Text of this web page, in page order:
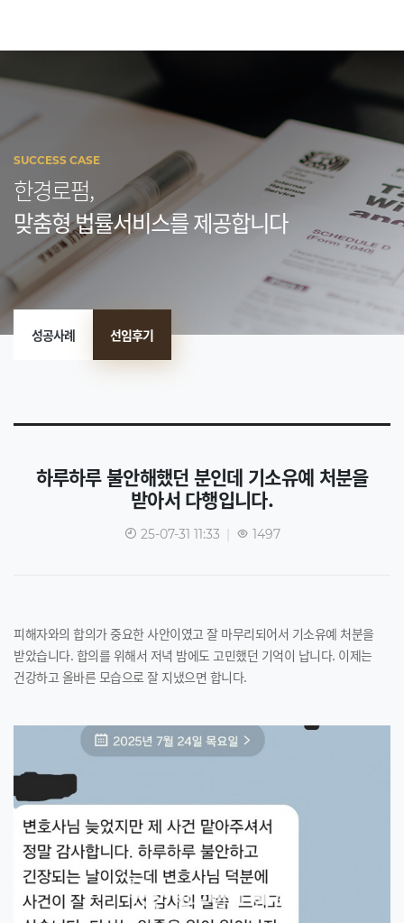
SUCCESS CASE
한경로펌,
맞춤형 법률서비스를 제공합니다
성공사례 선임후기
하루하루 불안해했던 분인데 기소유예 처분을
받아서 다행입니다.
25-07-31 11:33 | 1497
피해자와의 합의가 중요한 사안이였고 잘 마무리되어서 기소유예 처분을
받았습니다. 합의를 위해서 저녁 밤에도 고민했던 기억이 납니다. 이제는
건강하고 올바른 모습으로 잘 지냈으면 합니다.